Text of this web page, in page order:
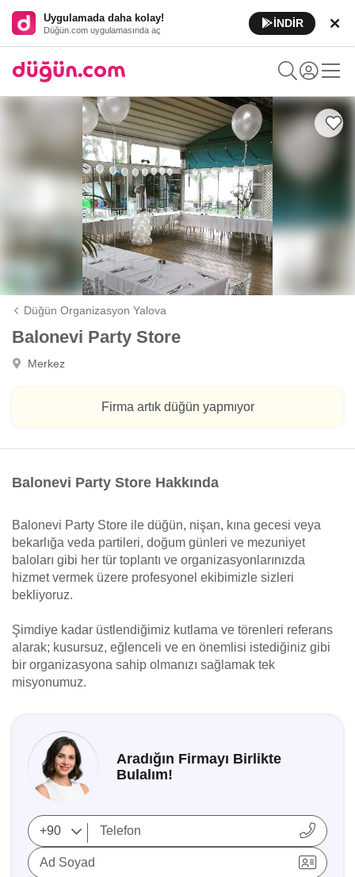
Uygulamada daha kolay!
Düğün.com uygulamasında aç
İNDİR
Düğün Organizasyon Yalova
Balonevi Party Store
Merkez
Firma artık düğün yapmıyor
Balonevi Party Store Hakkında
Balonevi Party Store ile düğün, nişan, kına gecesi veya
bekarlığa veda partileri, doğum günleri ve mezuniyet
baloları gibi her tür toplantı ve organizasyonlarınızda
hizmet vermek üzere profesyonel ekibimizle sizleri
bekliyoruz.
Şimdiye kadar üstlendiğimiz kutlama ve törenleri referans
alarak; kusursuz, eğlenceli ve en önemlisi istediğiniz gibi
bir organizasyona sahip olmanızı sağlamak tek
misyonumuz.
Aradığın Firmayı Birlikte
Bulalım!
Ad Soyad